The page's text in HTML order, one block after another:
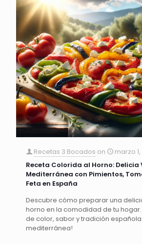
Recetas 3 Bocados on
marzo
Receta Colorida al Horno:
Mediterránea con Pimientos,
Feta en España
Descubre cómo preparar una
horno en la comodidad de tu hogar.
de color, sabor y tradición
mediterránea!